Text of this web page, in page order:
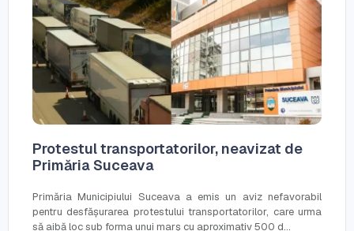
Protestul transportatorilor, neavizat de
Primăria Suceava
Primăria Municipiului Suceava a emis un aviz nefavorabil
pentru desfășurarea protestului transportatorilor, care urma
să aibă loc sub forma unui marș cu aproximativ 500 d...